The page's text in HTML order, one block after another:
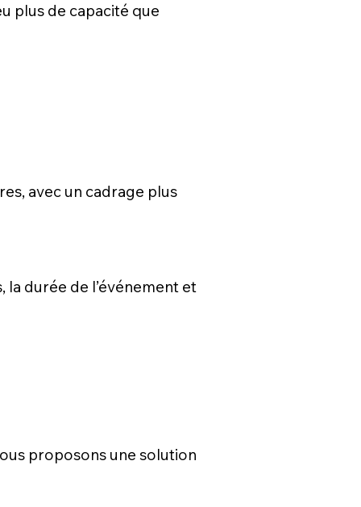
plus de capacité que
avec un cadrage plus
la durée de l’événement et
proposons une solution